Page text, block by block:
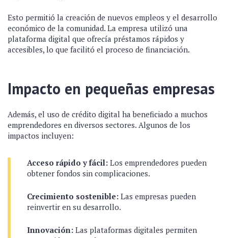
Esto permitió la creación de nuevos empleos y el desarrollo
económico de la comunidad. La empresa utilizó una
plataforma digital que ofrecía préstamos rápidos y
accesibles, lo que facilitó el proceso de financiación.
Impacto en pequeñas empresas
Además, el uso de crédito digital ha beneficiado a muchos
emprendedores en diversos sectores. Algunos de los
impactos incluyen:
Acceso rápido y fácil: Los emprendedores pueden
obtener fondos sin complicaciones.
Crecimiento sostenible: Las empresas pueden
reinvertir en su desarrollo.
Innovación: Las plataformas digitales permiten